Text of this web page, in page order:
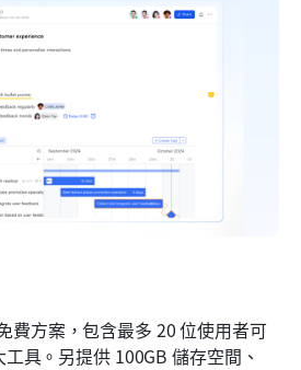
費方案，包含最多 20 位使用者可
具。另提供 100GB 儲存空間、